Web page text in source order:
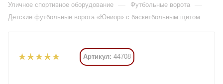
Уличное спортивное оборудование — Футбольные ворота —
Детские футбольные ворота «Юниор» с баскетбольным щитом
Артикул: 44708